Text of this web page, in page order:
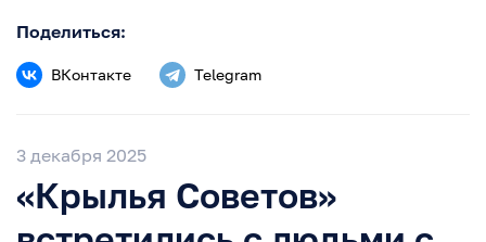
Поделиться:
ВКонтакте Telegram
3 декабря 2025
«Крылья Советов»